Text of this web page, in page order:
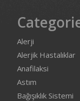
Alerji
Alerjik Hastalıklar
Anafilaksi
Astım
Bağışıklık Sistemi